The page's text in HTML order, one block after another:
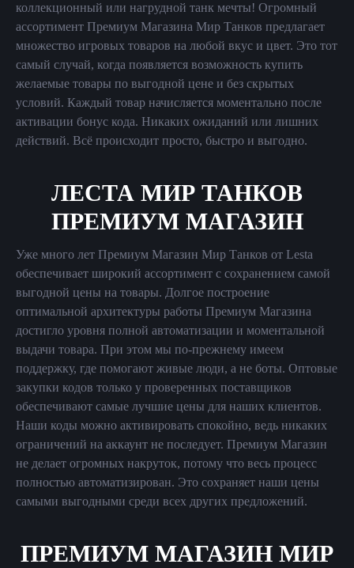
коллекционный или нагрудной танк мечты! Огромный
ассортимент Премиум Магазина Мир Танков предлагает
множество игровых товаров на любой вкус и цвет. Это тот
самый случай, когда появляется возможность купить
желаемые товары по выгодной цене и без скрытых
условий. Каждый товар начисляется моментально после
активации бонус кода. Никаких ожиданий или лишних
действий. Всё происходит просто, быстро и выгодно.
ЛЕСТА МИР ТАНКОВ
ПРЕМИУМ МАГАЗИН
Уже много лет Премиум Магазин Мир Танков от Lesta
обеспечивает широкий ассортимент с сохранением самой
выгодной цены на товары. Долгое построение
оптимальной архитектуры работы Премиум Магазина
достигло уровня полной автоматизации и моментальной
выдачи товара. При этом мы по-прежнему имеем
поддержку, где помогают живые люди, а не боты. Оптовые
закупки кодов только у проверенных поставщиков
обеспечивают самые лучшие цены для наших клиентов.
Наши коды можно активировать спокойно, ведь никаких
ограничений на аккаунт не последует. Премиум Магазин
не делает огромных накруток, потому что весь процесс
полностью автоматизирован. Это сохраняет наши цены
самыми выгодными среди всех других предложений.
ПРЕМИУМ МАГАЗИН МИР